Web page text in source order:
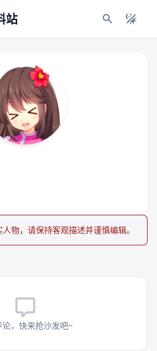
站
物，请保持客观描述并谨慎编辑。
论，快来抢沙发吧~